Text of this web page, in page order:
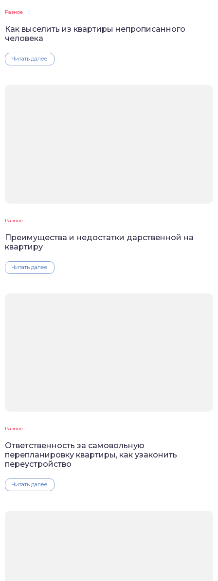
Разное
Как выселить из квартиры непрописанного
человека
Читать далее
Разное
Преимущества и недостатки дарственной на
квартиру
Читать далее
Разное
Ответственность за самовольную
перепланировку квартиры, как узаконить
переустройство
Читать далее